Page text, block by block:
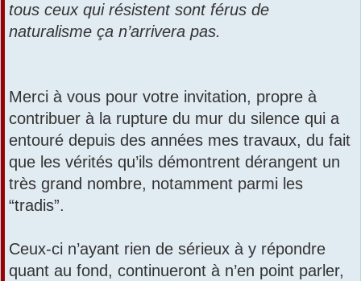
tous ceux qui résistent sont férus de
naturalisme ça n’arrivera pas.
Merci à vous pour votre invitation, propre à
contribuer à la rupture du mur du silence qui a
entouré depuis des années mes travaux, du fait
que les vérités qu’ils démontrent dérangent un
très grand nombre, notamment parmi les
“tradis”.
Ceux-ci n’ayant rien de sérieux à y répondre
quant au fond, continueront à n’en point parler,